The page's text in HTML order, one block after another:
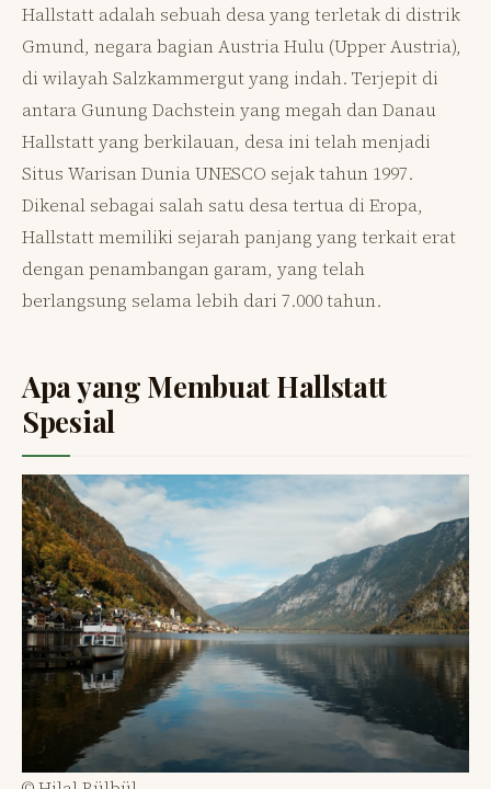
Hallstatt adalah sebuah desa yang terletak di distrik
Gmund, negara bagian Austria Hulu (Upper Austria),
di wilayah Salzkammergut yang indah. Terjepit di
antara Gunung Dachstein yang megah dan Danau
Hallstatt yang berkilauan, desa ini telah menjadi
Situs Warisan Dunia UNESCO sejak tahun 1997.
Dikenal sebagai salah satu desa tertua di Eropa,
Hallstatt memiliki sejarah panjang yang terkait erat
dengan penambangan garam, yang telah
berlangsung selama lebih dari 7.000 tahun.
Apa yang Membuat Hallstatt
Spesial